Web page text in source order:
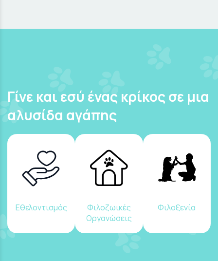
Γίνε και εσύ ένας κρίκος σε μια
αλυσίδα αγάπης
Εθελοντισμός
Φιλοζωικές
Οργανώσεις
Φιλοξενία